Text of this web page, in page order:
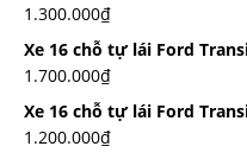
1.300.000₫
Xe 16 chỗ tự lái Ford
1.700.000₫
Xe 16 chỗ tự lái Ford
1.200.000₫